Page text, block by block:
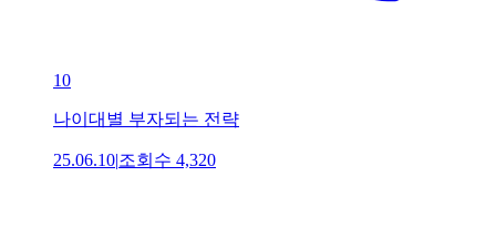
10
나이대별 부자되는 전략
25.06.10|조회수 4,320